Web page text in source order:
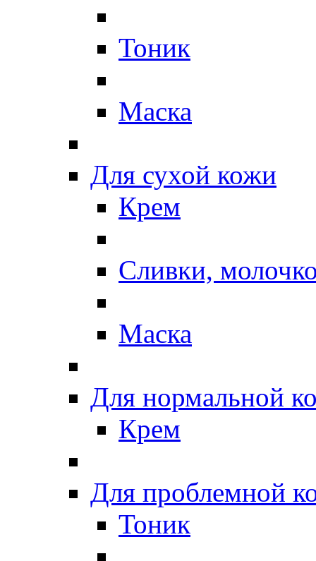
Тоник
Маска
Для сухой кожи
Крем
Сливки,
Маска
Для нормальной
Крем
Для проблемной
Тоник